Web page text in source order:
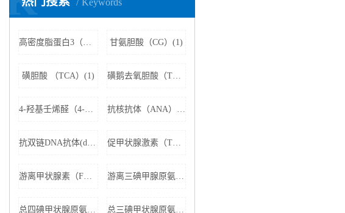
Keywords
高密度脂蛋白3（HDL3）(1) 甘氨胆酸（CG）(1)
磺胆酸 （TCA）(1) 磺鹅去氧胆酸（TCDCA）(1)
4-羟基壬烯醛（4-HNE）(1) 抗核抗体（ANA）(1)
抗双链DNA抗体(dsDNA)(1) 促甲状腺激素（TSH）(1)
游离甲状腺素（FT4）(1) 游离三碘甲腺原氨酸（FT3）(1)
总四碘甲状腺原氨酸（TT4）(1) 总三碘甲状腺原氨酸（TT3)(1)